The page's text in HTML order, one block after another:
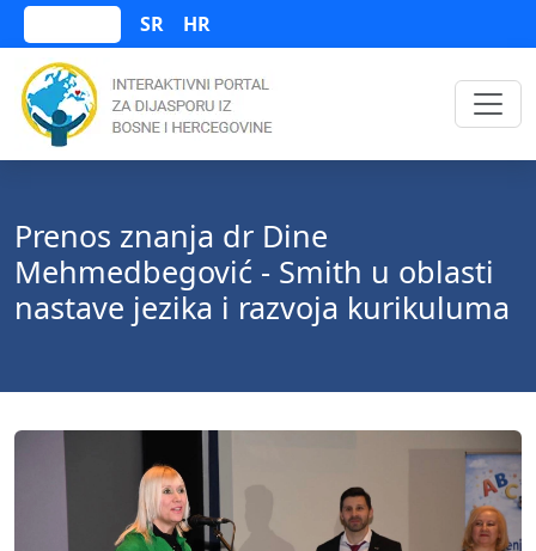
SR HR
Prenos znanja dr Dine
Mehmedbegović - Smith u oblasti
nastave jezika i razvoja kurikuluma